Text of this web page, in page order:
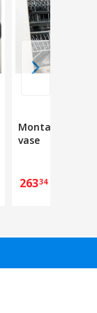
Montaj masina
vase
26334